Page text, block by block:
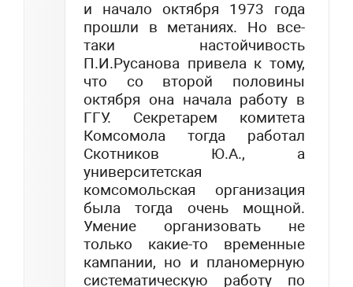
и начало октября 1973 года
прошли в метаниях. Но все-
таки настойчивость
П.И.Русанова привела к тому,
что со второй половины
октября она начала работу в
ГГУ. Секретарем комитета
Комсомола тогда работал
Скотников Ю.А., а
университетская
комсомольская организация
была тогда очень мощной.
Умение организовать не
только какие-то временные
кампании, но и планомерную
систематическую работу по